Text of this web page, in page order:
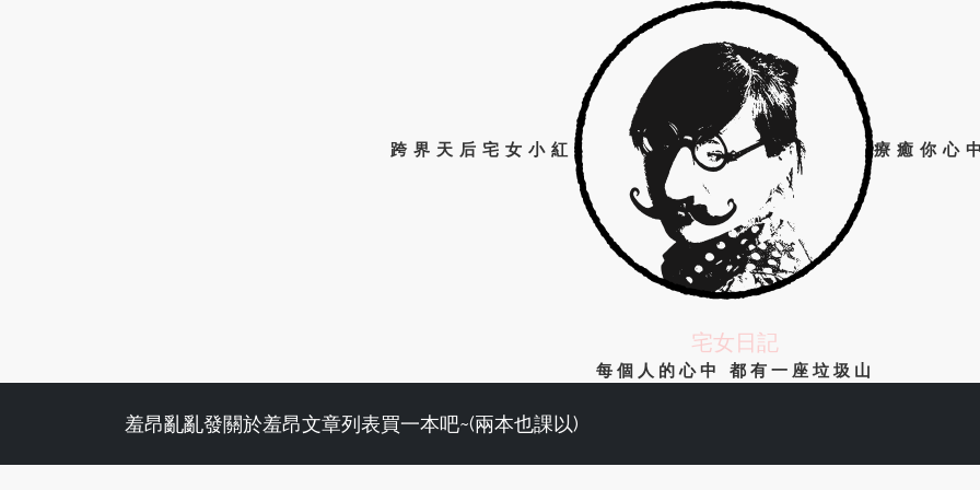
跨界天后宅女小紅 療癒你心
宅女日記
每個人的心中 都有一座垃圾山
羞昂亂亂發關於羞昂文章列表買一本吧~(兩本也課以)